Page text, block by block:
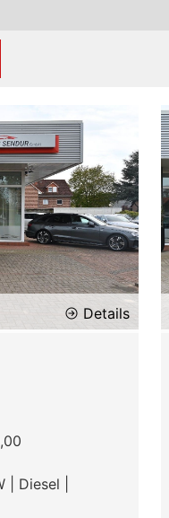
Details
| Diesel |